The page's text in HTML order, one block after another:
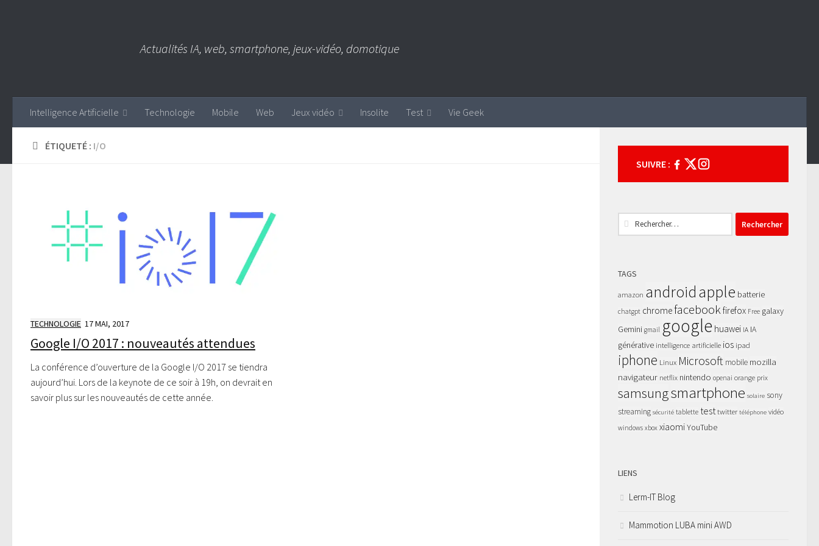
Actualités IA, web, smartphone, jeux-vidéo, domotique
Intelligence Artificielle Technologie Mobile Web Jeux vidéo Insolite Test Vie Geek
ÉTIQUETÉ : I/O
TECHNOLOGIE 17 MAI, 2017
Google I/O 2017 : nouveautés attendues
La conférence d’ouverture de la Google I/O 2017 se tiendra
aujourd’hui. Lors de la keynote de ce soir à 19h, on devrait en
savoir plus sur les nouveautés de cette année.
SUIVRE :
Rechercher :
TAGS
amazon androidapple batterie
chatgpt chromefacebookfirefox Free galaxy
Gemini gmail google huawei IA IA
générative intelligence artificielle ios ipad
iphone Linux Microsoft mobile mozilla
navigateur netflix nintendo openai orange prix
samsungsmartphone solaire sony
streaming sécurité tablette testtwitter téléphone vidéo
windows xbox xiaomiYouTube
LIENS
Lerm-IT Blog
Mammotion LUBA mini AWD